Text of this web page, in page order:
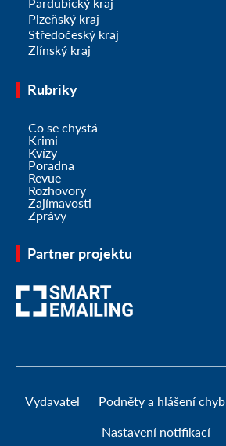
Plzeňský kraj
Středočeský kraj
Zlínský kraj
Rubriky
Co se chystá
Krimi
Kvízy
Poradna
Revue
Rozhovory
Zajímavosti
Zprávy
Partner projektu
Vydavatel Podněty a hlášení chyb
Nastavení notifikací